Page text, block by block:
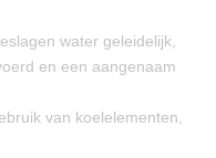
water geleidelijk,
en een aangenaam
van koelelementen,